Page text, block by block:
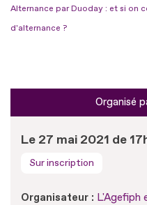
Alternance par Duoday : et si on
d'alternance ?
Organisé
Le 27 mai 2021 de
Sur inscription
Organisateur : L'Agefiph